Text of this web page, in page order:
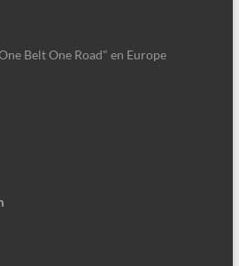
Belt One Road" en Europe